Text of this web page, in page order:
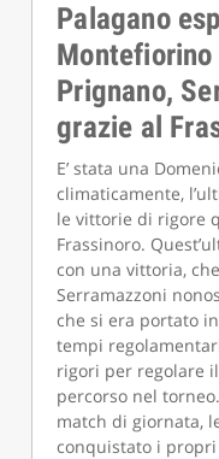
Palagano
Prignano,
grazie al
E’ stata una
climaticamente,
le vittorie di rigore
Frassinoro.
con una vittoria,
Serramazzoni
che si era portato
tempi
rigori per regolare
percorso nel
match di giornata,
conquistato i